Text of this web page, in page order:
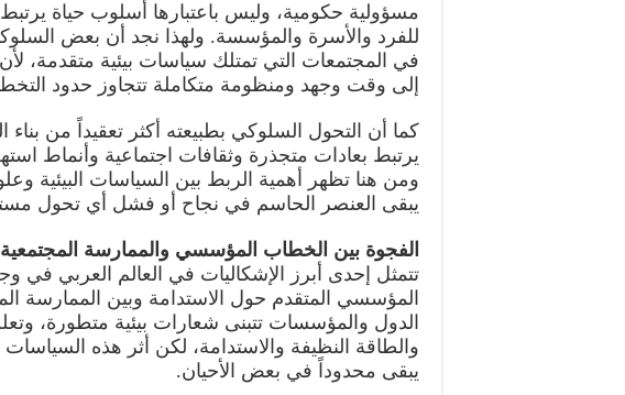
مسؤولية حكومية، وليس باعتبارها أسلوب حياة يرتبط
للفرد والأسرة والمؤسسة. ولهذا نجد أن بعض
في المجتمعات التي تمتلك سياسات بيئية متقدمة،
إلى وقت وجهد ومنظومة متكاملة تتجاوز حدود
كما أن التحول السلوكي بطبيعته أكثر تعقيداً من بناء
يرتبط بعادات متجذرة وثقافات اجتماعية وأنماط
ومن هنا تظهر أهمية الربط بين السياسات البيئية
يبقى العنصر الحاسم في نجاح أو فشل أي تحول
الفجوة بين الخطاب المؤسسي والممارسة المجتمعية
تتمثل إحدى أبرز الإشكاليات في العالم العربي
المؤسسي المتقدم حول الاستدامة وبين الممارسة
الدول والمؤسسات تتبنى شعارات بيئية متطورة،
والطاقة النظيفة والاستدامة، لكن أثر هذه
يبقى محدوداً في بعض الأحيان.